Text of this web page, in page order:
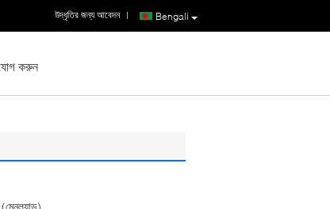
Bengali
উদ্ধৃতির জন্য আবেদন |
করুন